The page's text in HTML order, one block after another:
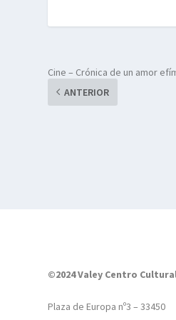
Cine – Crónica de un amor
ANTERIOR
©2024 Valey Centro
Plaza de Europa nº3 – 33450